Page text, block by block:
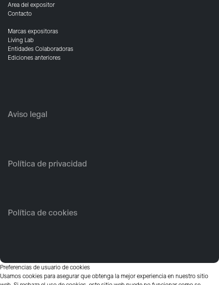
Area del expositor
Contacto
Marcas expositoras
Living Lab
Entidades Colaboradoras
Ediciones anteriores
Aviso legal
Política de privacidad
Política de cookies
Preferencias de usuario de cookies
Usamos cookies para asegurar que obtenga la mejor experiencia en nuestro sitio